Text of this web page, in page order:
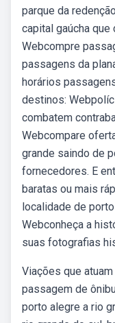
parque da
capital gaúcha que
Webcompre
passagens da
horários
destinos:
combatem
Webcompare
grande saindo de
fornecedores. E
baratas ou mais
localidade de
Webconheça a
suas fotografias
Viações que
passagem de
porto alegre a rio